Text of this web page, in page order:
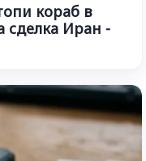
кораб в
сделка Иран -